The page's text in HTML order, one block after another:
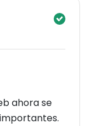
ahora se